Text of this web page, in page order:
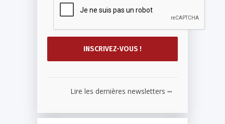
Lire les dernières newsletters ...